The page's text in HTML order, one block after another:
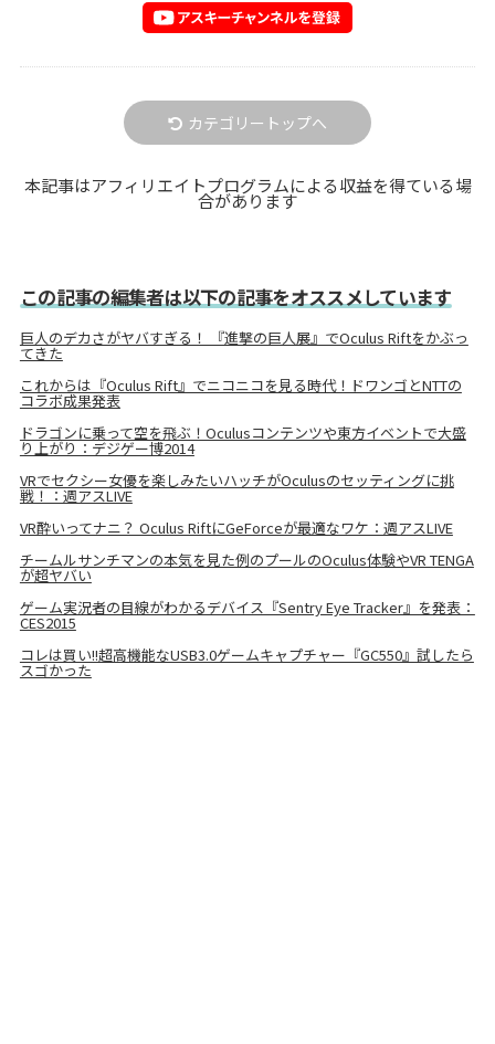
カテゴリートップへ
本記事はアフィリエイトプログラムによる収益を得ている場
合があります
この記事の編集者は以下の記事をオススメしています
巨人のデカさがヤバすぎる！ 『進撃の巨人展』でOculus Riftをかぶっ
てきた
これからは『Oculus Rift』でニコニコを見る時代！ドワンゴとNTTの
コラボ成果発表
ドラゴンに乗って空を飛ぶ！Oculusコンテンツや東方イベントで大盛
り上がり：デジゲー博2014
VRでセクシー女優を楽しみたいハッチがOculusのセッティングに挑
戦！：週アスLIVE
VR酔いってナニ？ Oculus RiftにGeForceが最適なワケ：週アスLIVE
チームルサンチマンの本気を見た例のプールのOculus体験やVR TENGA
が超ヤバい
ゲーム実況者の目線がわかるデバイス『Sentry Eye Tracker』を発表：
CES2015
コレは買い!!超高機能なUSB3.0ゲームキャプチャー『GC550』試したら
スゴかった